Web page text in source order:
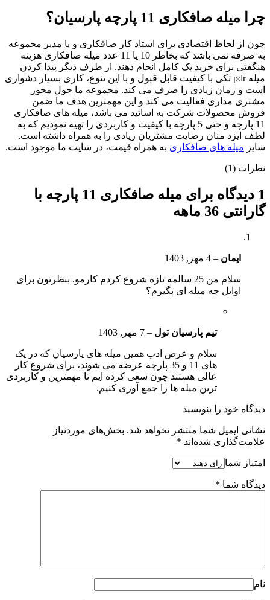
چرا میله صافکاری 11 پارچه پارسیان؟
چون از لحاظ اقتصادی برای استاد کار صافکاری و یا مدیر مجموعه
به صرفه نمی باشد که بخاطر 10 یا 11 عدد میله صافکاری هزینه
هنگفتی برای خرید پک کامل انجام دهند. از طرف دیگر پیدا کردن
میله pdr تکی با کیفیت قابل قبول و با این تنوع، کاری بسیار دشواری
است و زمان زیادی را صرف می کند. مجموعه ما حول محور
مشتری مداری فعالیت می کند و این مهمترین هدف ما ضمن
فروش محصولات شرکت به اساتید می باشد، میله های صافکاری
11 پارچه و حتی 5 پارچه با کیفیت و کاربردی را تهیه نمودیم که به
لطف ایزد منان رضایت مشتریان زیادی را به همراه داشته است.
سایر میله های صافکاری به همراه قیمت، در سایت ما موجود است.
نظرات (1)
1 دیدگاه برای
میله صافکاری 11 پارچه با
گارانتی 36 ماهه
ایمان – 4 مهر, 1403
سلام من 25 سالمه تازه شروع کردم کارمو. بنظرتون برای
اوایل چه میله ای بگیرم؟
تیم پارسیان تول – 7 مهر, 1403
سلام و عرض ادب همین میله های پارسیان که در پک
های 11 و 35 پارچه عرضه می شوند، برای شروع کار
عالی هستند چون سعی کرده ایم تا مهمترین و کاربردی
ترین میله ها را جمع آوری کنیم.
دیدگاه خود را بنویسید
نشانی ایمیل شما منتشر نخواهد شد. بخش‌های موردنیاز
علامت‌گذاری شده‌اند *
امتیاز شما
دیدگاه شما *
نام